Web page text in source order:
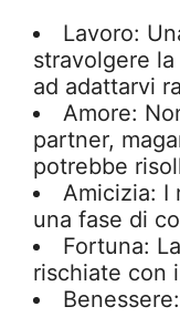
Lavoro:
stravolgere
ad adattarvi
Amore:
partner,
potrebbe
Amicizia: I
una fase di
Fortuna:
rischiate con